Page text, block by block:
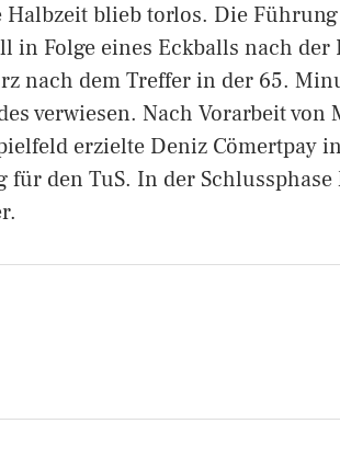
blieb torlos. Die Führung
in Folge eines Eckballs nach der
nach dem Treffer in der 65.
verwiesen. Nach Vorarbeit von
erzielte Deniz Cömertpay
den TuS. In der Schlussphase